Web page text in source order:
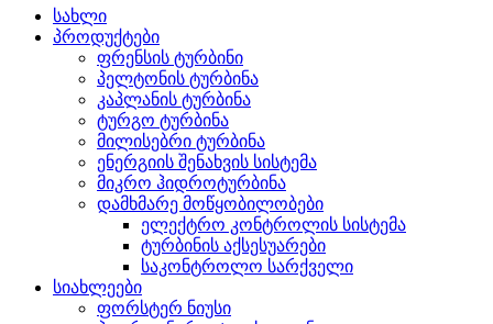
სახლი
პროდუქტები
ფრენსის ტურბინი
პელტონის ტურბინა
კაპლანის ტურბინა
ტურგო ტურბინა
მილისებრი ტურბინა
ენერგიის შენახვის სისტემა
მიკრო ჰიდროტურბინა
დამხმარე მოწყობილობები
ელექტრო კონტროლის სისტემა
ტურბინის აქსესუარები
საკონტროლო სარქველი
სიახლეები
ფორსტერ ნიუსი